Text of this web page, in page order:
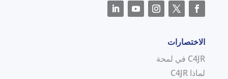
الاختصارات
C4JR في لمحة
لماذا C4JR